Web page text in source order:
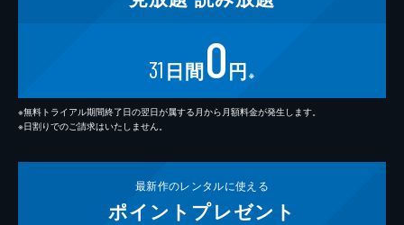
31 日間0円 ※
※無料トライアル期間終了日の翌日が属する月から月額料金が発生します。
※日割りでのご請求はいたしません。
最新作のレンタルに使える
ポイント プレゼント